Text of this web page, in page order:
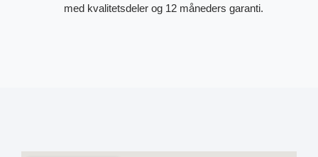
med kvalitetsdeler og 12 måneders garanti.